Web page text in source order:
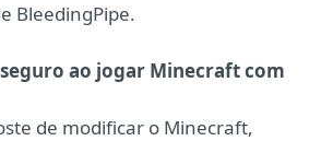
BleedingPipe.
ao jogar Minecraft com
de modificar o Minecraft,